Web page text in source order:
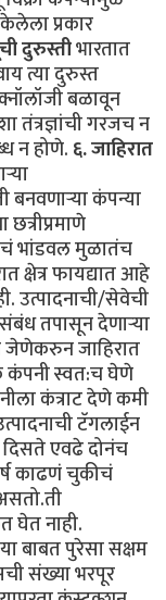
प्रकार
दुरुस्तीभारतात
त्या दुरुस्त
बळावून
गरजच न
न होणे.६. जाहिरात
बनवणार्‍या कंपन्या
भांडवल मुळातंच
क्षेत्र फायद्यात आहे
उत्पादनाची/सेवेची
तपासून देणार्‍या
जेणेकरुन जाहिरात
कंपनी स्वत:च घेणे
कंत्राट देणे कमी
टॅगलाईन
दिसते एवढे दोनंच
काढणं चुकीचं
घेत नाही.
बाबत पुरेसा सक्षम
संख्या भरपूर